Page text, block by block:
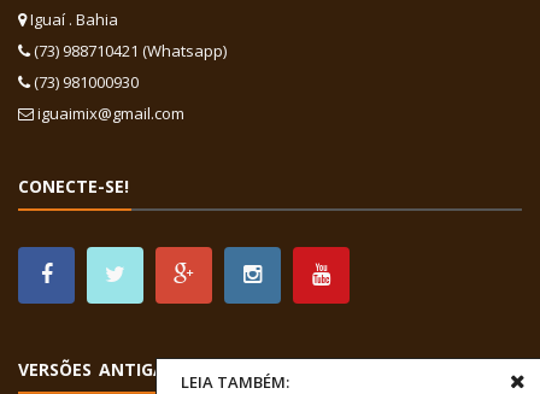
LEIA TAMBÉM:
Iguaí . Bahia
(73) 988710421 (Whatsapp)
(73) 981000930
iguaimix@gmail.com
CONECTE-SE!
VERSÕES ANTIGAS